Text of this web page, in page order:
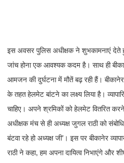
इस अवसर पुलिस अधीक्षक ने शुभकामनाएं देते
जांच होना एक आवश्यक कदम है। साथ ही
आमजन की दुर्घटना में मौतें बढ़ रही हैं।
के तहत हेलमेट बांटने का लक्ष्य लिया है।
चाहिए। अपने श्रमिकों को हेलमेट वितरित
अधीक्षक मंच से ही अध्यक्ष जुगल राठी को
बंटवा रहे हो अध्यक्ष जी’। इस पर बीकानेर
राठी ने कहा, हम अपना दायित्व निभाएंगे और